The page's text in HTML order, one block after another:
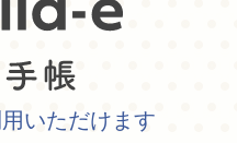
いただけます